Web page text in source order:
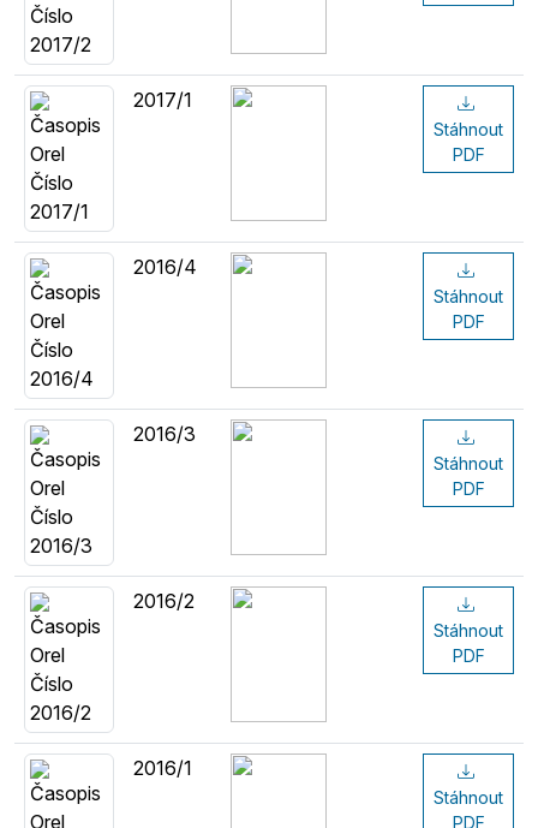
2017/1
Stáhnout
PDF
2016/4
Stáhnout
PDF
2016/3
Stáhnout
PDF
2016/2
Stáhnout
PDF
2016/1
Stáhnout
PDF